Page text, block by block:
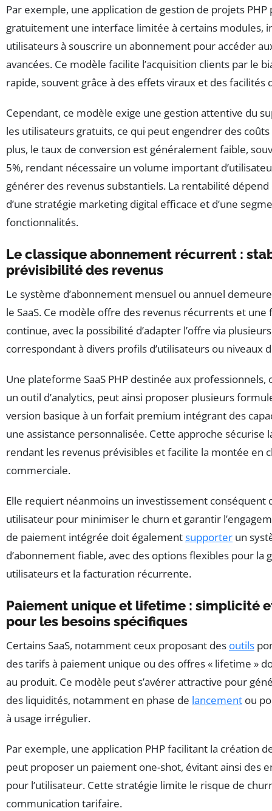
Par exemple, une application de gestion de projets
gratuitement une interface limitée à certains modules,
utilisateurs à souscrire un abonnement pour accéder
avancées. Ce modèle facilite l’acquisition clients par le
rapide, souvent grâce à des effets viraux et des facilités
Cependant, ce modèle exige une gestion attentive du
les utilisateurs gratuits, ce qui peut engendrer des
plus, le taux de conversion est généralement faible,
5%, rendant nécessaire un volume important
générer des revenus substantiels. La rentabilité
d’une stratégie marketing digital efficace et d’une
fonctionnalités.
Le classique abonnement récurrent :
prévisibilité des revenus
Le système d’abonnement mensuel ou annuel
le SaaS. Ce modèle offre des revenus récurrents et une
continue, avec la possibilité d’adapter l’offre via
correspondant à divers profils d’utilisateurs ou niveaux
Une plateforme SaaS PHP destinée aux professionnels,
un outil d’analytics, peut ainsi proposer plusieurs
version basique à un forfait premium intégrant des
une assistance personnalisée. Cette approche sécurise
rendant les revenus prévisibles et facilite la montée en
commerciale.
Elle requiert néanmoins un investissement conséquent
utilisateur pour minimiser le churn et garantir
de paiement intégrée doit égalementsupporter un
d’abonnement fiable, avec des options flexibles pour la
utilisateurs et la facturation récurrente.
Paiement unique et lifetime : simplicité
pour les besoins spécifiques
Certains SaaS, notamment ceux proposant des outils
des tarifs à paiement unique ou des offres « lifetime »
au produit. Ce modèle peut s’avérer attractive pour
des liquidités, notamment en phase de lancement ou
à usage irrégulier.
Par exemple, une application PHP facilitant la création
peut proposer un paiement one-shot, évitant ainsi des
pour l’utilisateur. Cette stratégie limite le risque de
communication tarifaire.